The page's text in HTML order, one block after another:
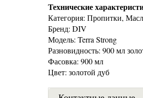
Технические
Категория: Пропитки,
Бренд: DIV
Модель: Terra Strong
Разновидность: 900 мл
Фасовка: 900 мл
Цвет: золотой дуб